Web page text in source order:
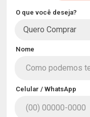
O que você deseja?
Quero Comprar
Nome
Celular / WhatsApp